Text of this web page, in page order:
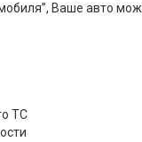
Ваше авто
ТС